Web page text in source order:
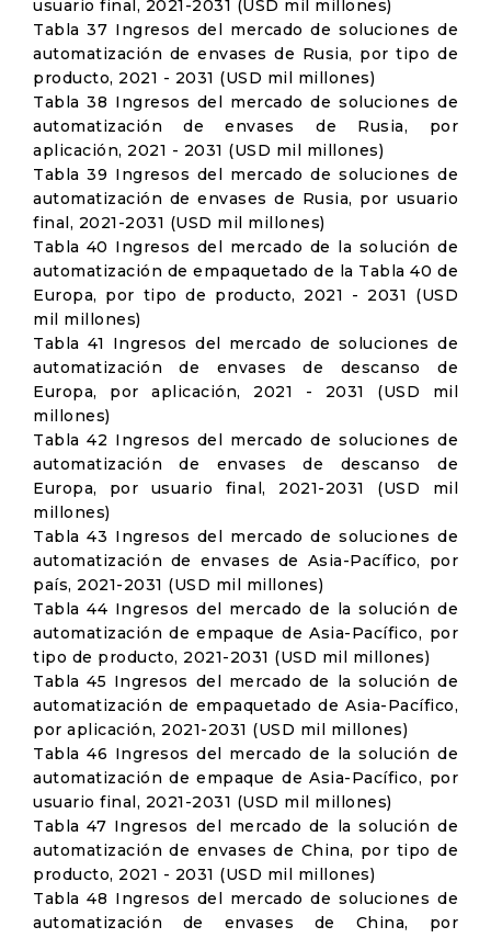
usuario final, 2021-2031 (USD mil millones)
Tabla 37 Ingresos del mercado de soluciones de
automatización de envases de Rusia, por tipo de
producto, 2021 - 2031 (USD mil millones)
Tabla 38 Ingresos del mercado de soluciones de
automatización de envases de Rusia, por
aplicación, 2021 - 2031 (USD mil millones)
Tabla 39 Ingresos del mercado de soluciones de
automatización de envases de Rusia, por usuario
final, 2021-2031 (USD mil millones)
Tabla 40 Ingresos del mercado de la solución de
automatización de empaquetado de la Tabla 40 de
Europa, por tipo de producto, 2021 - 2031 (USD
mil millones)
Tabla 41 Ingresos del mercado de soluciones de
automatización de envases de descanso de
Europa, por aplicación, 2021 - 2031 (USD mil
millones)
Tabla 42 Ingresos del mercado de soluciones de
automatización de envases de descanso de
Europa, por usuario final, 2021-2031 (USD mil
millones)
Tabla 43 Ingresos del mercado de soluciones de
automatización de envases de Asia-Pacífico, por
país, 2021-2031 (USD mil millones)
Tabla 44 Ingresos del mercado de la solución de
automatización de empaque de Asia-Pacífico, por
tipo de producto, 2021-2031 (USD mil millones)
Tabla 45 Ingresos del mercado de la solución de
automatización de empaquetado de Asia-Pacífico,
por aplicación, 2021-2031 (USD mil millones)
Tabla 46 Ingresos del mercado de la solución de
automatización de empaque de Asia-Pacífico, por
usuario final, 2021-2031 (USD mil millones)
Tabla 47 Ingresos del mercado de la solución de
automatización de envases de China, por tipo de
producto, 2021 - 2031 (USD mil millones)
Tabla 48 Ingresos del mercado de soluciones de
automatización de envases de China, por